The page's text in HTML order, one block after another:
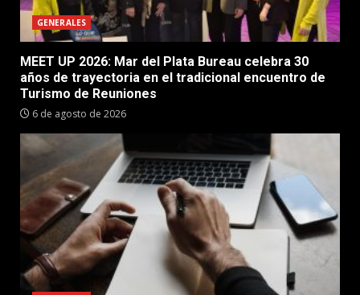
GENERALES
MEET UP 2026: Mar del Plata Bureau celebra 30
años de trayectoria en el tradicional encuentro de
Turismo de Reuniones
6 de agosto de 2026